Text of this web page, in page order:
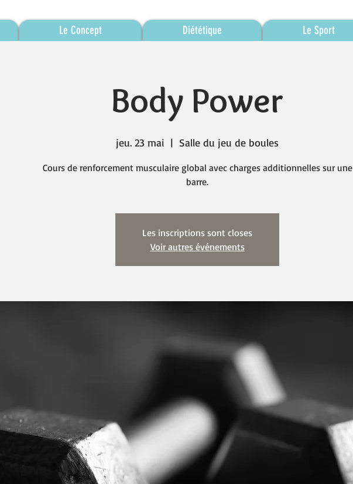
Le Concept Diététique Le Sport
Body Power
jeu. 23 mai
  |
Salle du jeu de boules
Cours de renforcement musculaire global avec charges additionnelles sur une
barre.
Les inscriptions sont closes
Voir autres événements